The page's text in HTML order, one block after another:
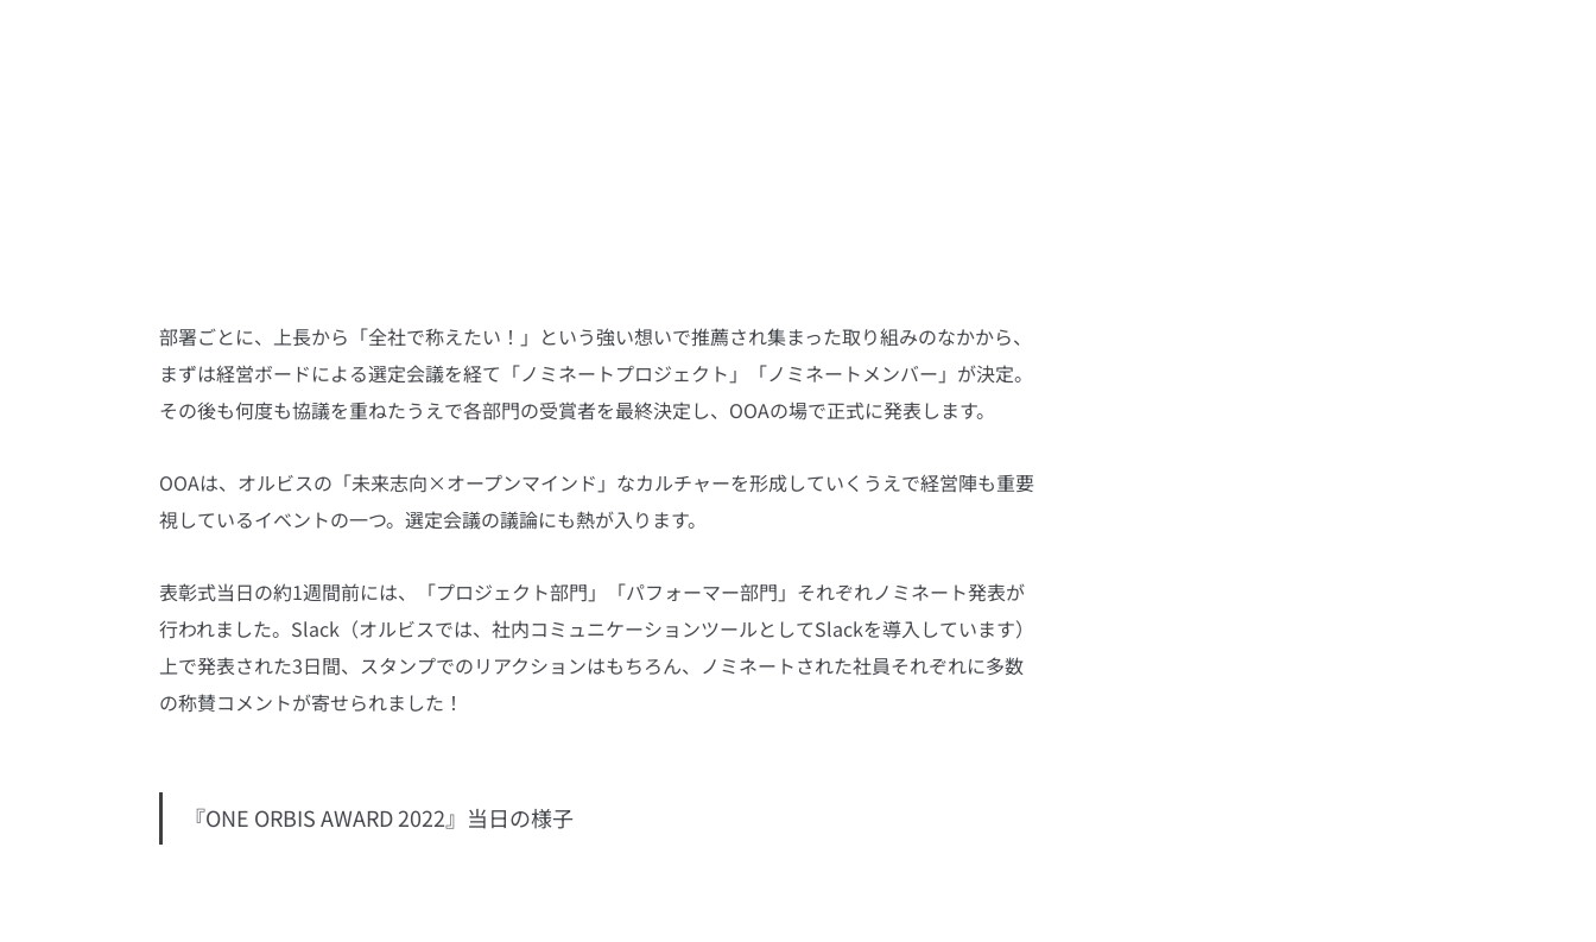
部署ごとに、上長から「全社で称えたい！」という強い想いで推薦され集まった取り組みのなかから、
まずは経営ボードによる選定会議を経て「ノミネートプロジェクト」「ノミネートメンバー」が決定。
その後も何度も協議を重ねたうえで各部門の受賞者を最終決定し、OOAの場で正式に発表します。
OOAは、オルビスの「未来志向×オープンマインド」なカルチャーを形成していくうえで経営陣も重要
視しているイベントの一つ。選定会議の議論にも熱が入ります。
表彰式当日の約1週間前には、「プロジェクト部門」「パフォーマー部門」それぞれノミネート発表が
行われました。Slack（オルビスでは、社内コミュニケーションツールとしてSlackを導入しています）
上で発表された3日間、スタンプでのリアクションはもちろん、ノミネートされた社員それぞれに多数
の称賛コメントが寄せられました！
『ONE ORBIS AWARD 2022』当日の様子